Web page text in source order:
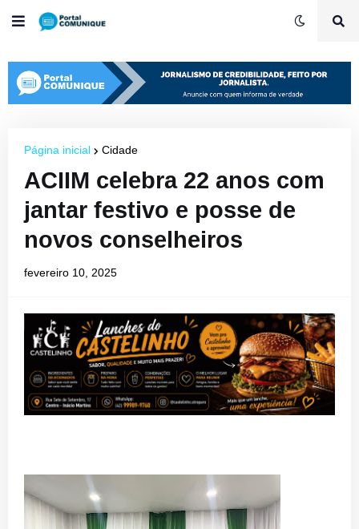
Página inicial Cidade
ACIIM celebra 22 anos com
jantar festivo e posse de
novos conselheiros
fevereiro 10, 2025